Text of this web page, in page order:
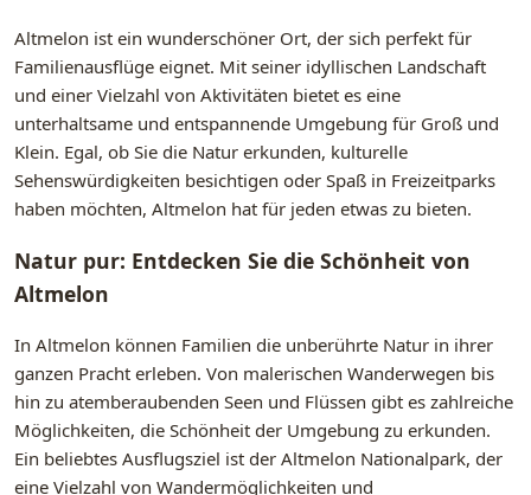
Altmelon ist ein wunderschöner Ort, der sich perfekt für
Familienausflüge eignet. Mit seiner idyllischen Landschaft
und einer Vielzahl von Aktivitäten bietet es eine
unterhaltsame und entspannende Umgebung für Groß und
Klein. Egal, ob Sie die Natur erkunden, kulturelle
Sehenswürdigkeiten besichtigen oder Spaß in Freizeitparks
haben möchten, Altmelon hat für jeden etwas zu bieten.
Natur pur: Entdecken Sie die Schönheit von
Altmelon
In Altmelon können Familien die unberührte Natur in ihrer
ganzen Pracht erleben. Von malerischen Wanderwegen bis
hin zu atemberaubenden Seen und Flüssen gibt es zahlreiche
Möglichkeiten, die Schönheit der Umgebung zu erkunden.
Ein beliebtes Ausflugsziel ist der Altmelon Nationalpark, der
eine Vielzahl von Wandermöglichkeiten und